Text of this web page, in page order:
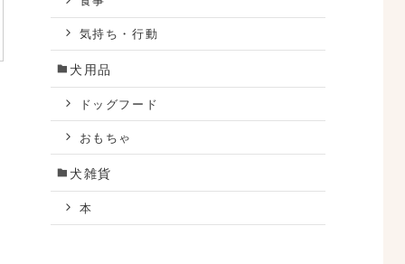
気持ち・行動
犬用品
ドッグフード
おもちゃ
犬雑貨
本